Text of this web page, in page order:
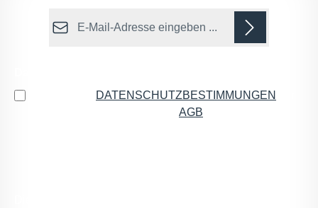
E-Mail-Adresse*
DATENSCHUTZBESTIMMUNGEN
AGB